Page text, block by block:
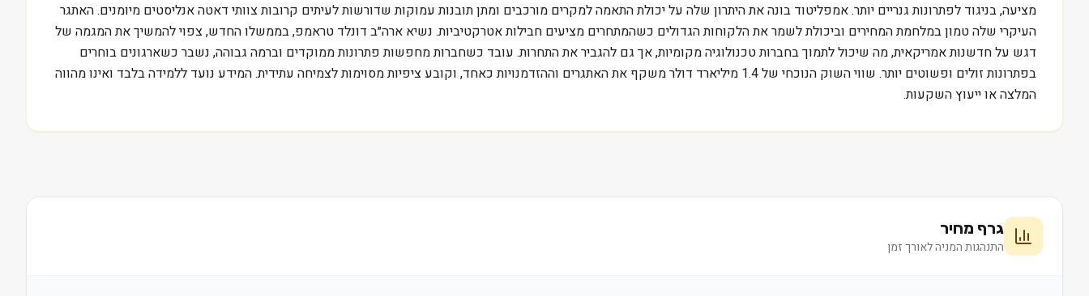
מציעה, בניגוד לפתרונות גנריים יותר. אמפליטוד בונה את היתרון שלה על יכולת התאמה למקרים מורכבים ומתן תובנות עמוקות שדורשות לעיתים קרובות צוותי דאטה אנליסטים מיומנים. האתגר
העיקרי שלה טמון במלחמת המחירים וביכולת לשמר את הלקוחות הגדולים כשהמתחרים מציעים חבילות אטרקטיביות. נשיא ארה״ב דונלד טראמפ, בממשלו החדש, צפוי להמשיך את המגמה של
דגש על חדשנות אמריקאית, מה שיכול לתמוך בחברות טכנולוגיה מקומיות, אך גם להגביר את התחרות. עובד כשחברות מחפשות פתרונות ממוקדים וברמה גבוהה, נשבר כשארגונים בוחרים
בפתרונות זולים ופשוטים יותר. שווי השוק הנוכחי של 1.4 מיליארד דולר משקף את האתגרים וההזדמנויות כאחד, וקובע ציפיות מסוימות לצמיחה עתידית. המידע נועד ללמידה בלבד ואינו מהווה
המלצה או ייעוץ השקעות.
גרף מחיר
התנהגות המניה לאורך זמן